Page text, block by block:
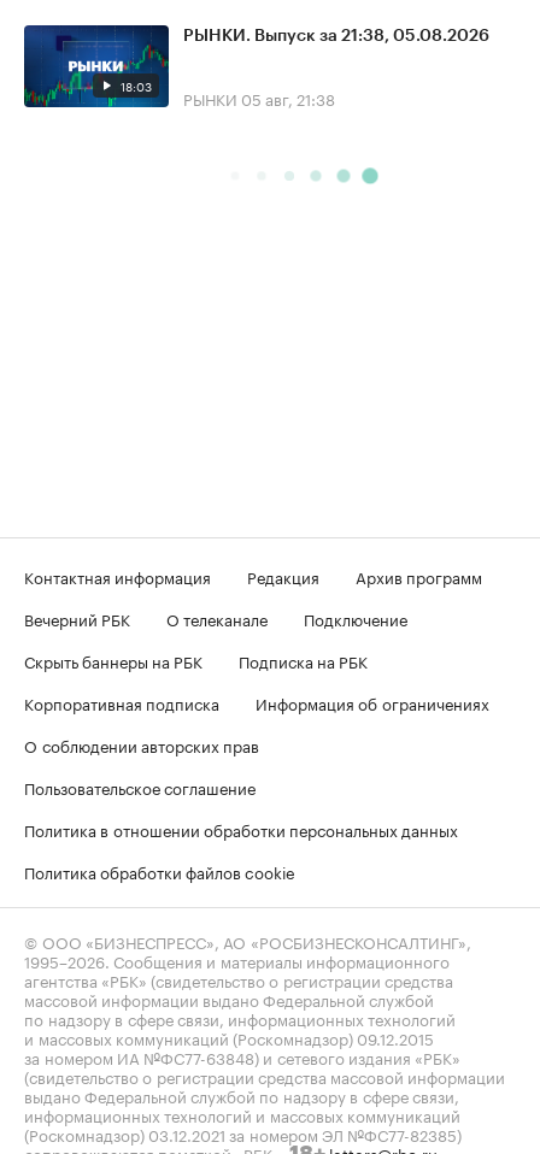
18:03
РЫНКИ. Выпуск за 21:38, 05.08.2026
РЫНКИ 05 авг, 21:38
Контактная информация Редакция
Архив программ
Вечерний РБК
О телеканале
Подключение
Скрыть баннеры на РБК
Подписка на РБК
Корпоративная подписка
Информация об ограничениях
О соблюдении авторских прав
Пользовательское соглашение
Политика в отношении обработки персональных данных
Политика обработки файлов cookie
© ООО «БИЗНЕСПРЕСС», АО «РОСБИЗНЕСКОНСАЛТИНГ»,
1995–2026 . Сообщения и материалы информационного
агентства «РБК» (свидетельство о регистрации средства
массовой информации выдано Федеральной службой
по надзору в сфере связи, информационных технологий
и массовых коммуникаций (Роскомнадзор) 09.12.2015
за номером ИА №ФС77-63848) и сетевого издания «РБК»
(свидетельство о регистрации средства массовой информации
выдано Федеральной службой по надзору в сфере связи,
информационных технологий и массовых коммуникаций
(Роскомнадзор) 03.12.2021 за номером ЭЛ №ФС77-82385)